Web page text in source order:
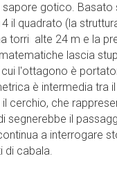
sapore gotico. Basato
il quadrato (la
torri alte 24 m e la
lascia
l'ottagono è
è intermedia tra
il cerchio, che
segnerebbe il
a interrogare
di cabala.